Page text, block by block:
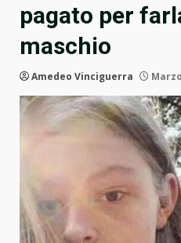
pagato per
maschio
Amedeo Vinciguerra